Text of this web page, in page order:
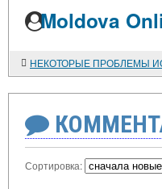
Moldova
НЕКОТОРЫЕ ПРОБЛЕМЫ
Сортировка: